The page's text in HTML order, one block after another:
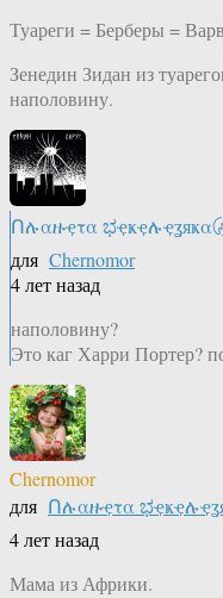
Туареги = Берберы =
Зенедин Зидан из
наполовину.
Ոሉαዙҿτα ಭҿҝҿሉҿʓяҝα
для Chernomor
4 лет назад
наполовину?
Это каг Харри Портер?
Chernomor
для Ոሉαዙҿτα
4 лет назад
Мама из Африки.